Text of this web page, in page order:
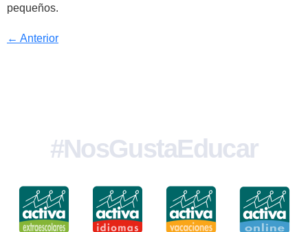
pequeños.
← Anterior
#NosGustaEducar